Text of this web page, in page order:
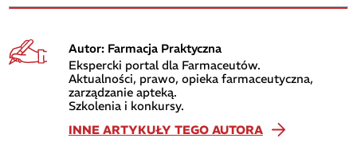
Autor: Farmacja Praktyczna
Ekspercki portal dla Farmaceutów.
Aktualności, prawo, opieka farmaceutyczna,
zarządzanie apteką.
Szkolenia i konkursy.
INNE ARTYKUŁY TEGO AUTORA